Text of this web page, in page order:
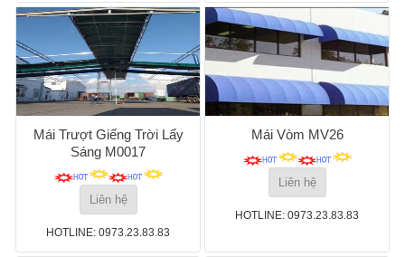
Mái Trượt Giếng Trời Lấy
Sáng M0017
Liên hệ
HOTLINE: 0973.23.83.83
Mái Vòm MV26
Liên hệ
HOTLINE: 0973.23.83.83